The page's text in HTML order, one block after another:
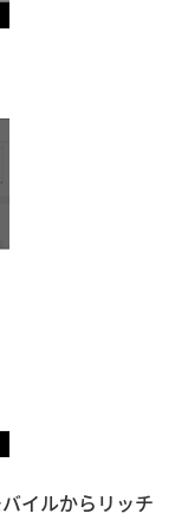
イルからリッチ